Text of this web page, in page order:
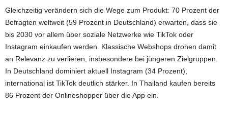
Gleichzeitig verändern sich die Wege zum Produkt: 70 Prozent der
Befragten weltweit (59 Prozent in Deutschland) erwarten, dass sie
bis 2030 vor allem über soziale Netzwerke wie TikTok oder
Instagram einkaufen werden. Klassische Webshops drohen damit
an Relevanz zu verlieren, insbesondere bei jüngeren Zielgruppen.
In Deutschland dominiert aktuell Instagram (34 Prozent),
international ist TikTok deutlich stärker. In Thailand kaufen bereits
86 Prozent der Onlineshopper über die App ein.